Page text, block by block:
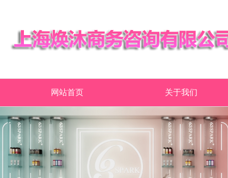
网站首页 关于我们